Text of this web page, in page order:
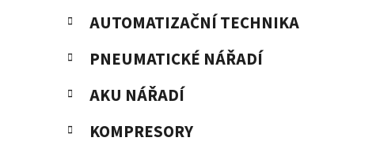
AUTOMATIZAČNÍ TECHNIKA
PNEUMATICKÉ NÁŘADÍ
AKU NÁŘADÍ
KOMPRESORY